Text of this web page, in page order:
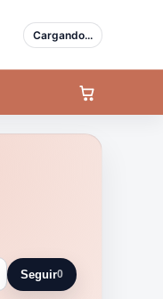
Cargando...
Seguir0
Seguir a Ivan Market